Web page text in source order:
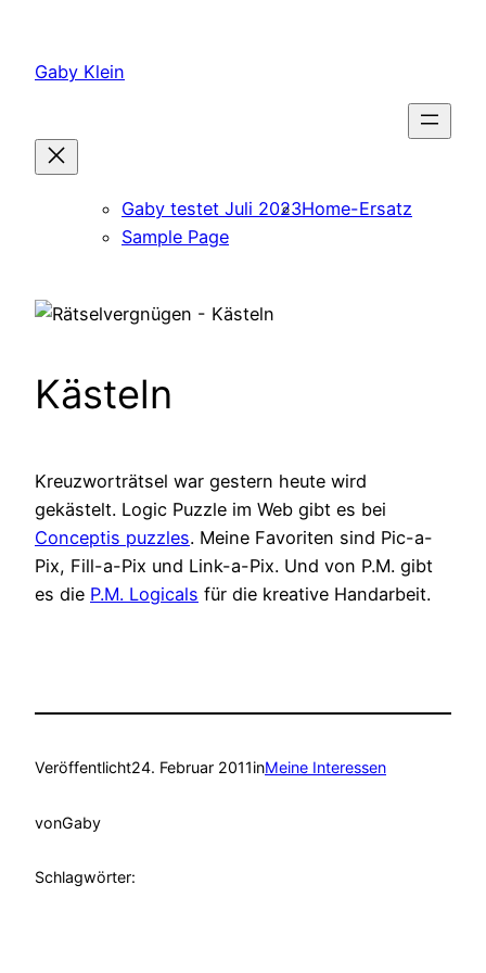
springen
Gaby Klein
Gaby testet Juli 2023Home-Ersatz
Sample Page
Kästeln
Kreuzworträtsel war gestern heute wird
gekästelt. Logic Puzzle im Web gibt es bei
Conceptis puzzles. Meine Favoriten sind Pic-a-
Pix, Fill-a-Pix und Link-a-Pix. Und von P.M. gibt
es die P.M. Logicals für die kreative Handarbeit.
Veröffentlicht24. Februar 2011inMeine Interessen
vonGaby
Schlagwörter: